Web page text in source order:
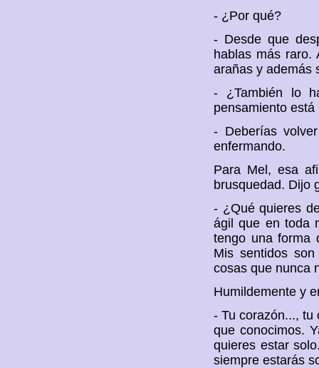
- ¿Por qué?
- Desde que
hablas más raro.
arañas y además
- ¿También lo
pensamiento
- Deberías
enfermando.
Para Mel, esa
brusquedad. Dijo
- ¿Qué quieres
ágil que en toda
tengo una forma
Mis sentidos
cosas que nunca
Humildemente y
- Tu corazón..., tu
que conocimos.
quieres estar
siempre estarás